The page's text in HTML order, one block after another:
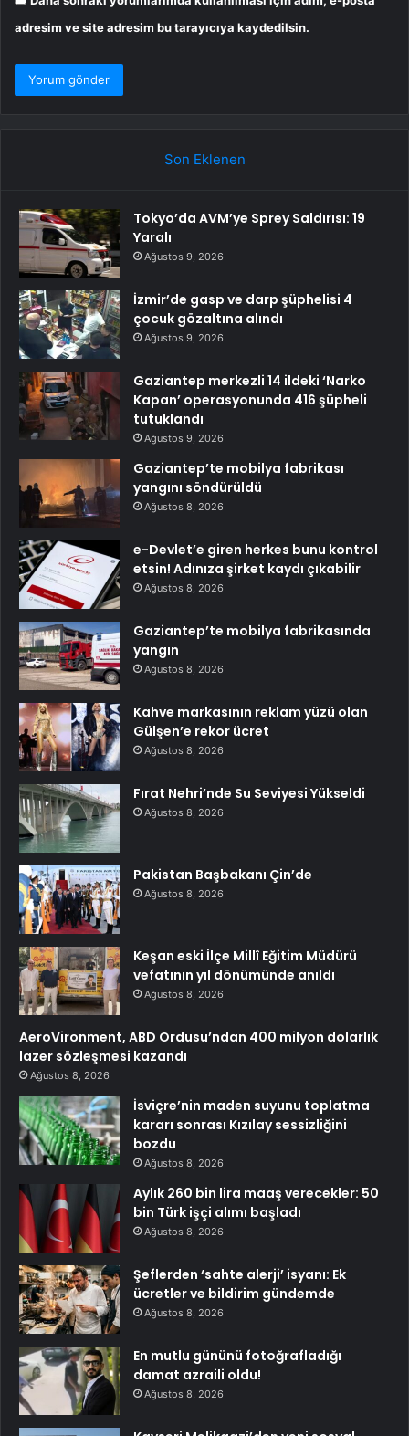
adresim ve site adresim bu tarayıcıya kaydedilsin.
Son Eklenen
Tokyo’da AVM’ye Sprey Saldırısı: 19
Yaralı
Ağustos 9, 2026
İzmir’de gasp ve darp şüphelisi 4
çocuk gözaltına alındı
Ağustos 9, 2026
Gaziantep merkezli 14 ildeki ‘Narko
Kapan’ operasyonunda 416 şüpheli
tutuklandı
Ağustos 9, 2026
Gaziantep’te mobilya fabrikası
yangını söndürüldü
Ağustos 8, 2026
e-Devlet’e giren herkes bunu kontrol
etsin! Adınıza şirket kaydı çıkabilir
Ağustos 8, 2026
Gaziantep’te mobilya fabrikasında
yangın
Ağustos 8, 2026
Kahve markasının reklam yüzü olan
Gülşen’e rekor ücret
Ağustos 8, 2026
Fırat Nehri’nde Su Seviyesi Yükseldi
Ağustos 8, 2026
Pakistan Başbakanı Çin’de
Ağustos 8, 2026
Keşan eski İlçe Millî Eğitim Müdürü
vefatının yıl dönümünde anıldı
Ağustos 8, 2026
AeroVironment, ABD Ordusu’ndan 400 milyon dolarlık
lazer sözleşmesi kazandı
Ağustos 8, 2026
İsviçre’nin maden suyunu toplatma
kararı sonrası Kızılay sessizliğini
bozdu
Ağustos 8, 2026
Aylık 260 bin lira maaş verecekler: 50
bin Türk işçi alımı başladı
Ağustos 8, 2026
Şeflerden ‘sahte alerji’ isyanı: Ek
ücretler ve bildirim gündemde
Ağustos 8, 2026
En mutlu gününü fotoğrafladığı
damat azraili oldu!
Ağustos 8, 2026